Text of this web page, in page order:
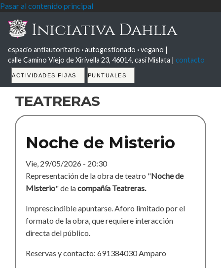
Pasar al contenido principal
Iniciativa Dahlia
espacio antiautoritario ·autogestionado ·vegano |
calle Camino Viejo de Xirivella 23, 46014, casi Mislata | contacto
Tabs
ACTIVIDADES FIJAS PUNTUALES
teatreras
Noche de Misterio
Vie, 29/05/2026 - 20:30
Representación de la obra de teatro "Noche de
Misterio" de lacompañía Teatreras.
Imprescindible apuntarse. Aforo limitado por el
formato de la obra, que requiere interacción
directa del público.
Reservas y contacto: 691384030 Amparo